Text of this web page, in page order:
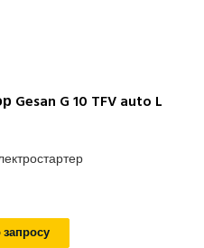
G 10 TFV auto L